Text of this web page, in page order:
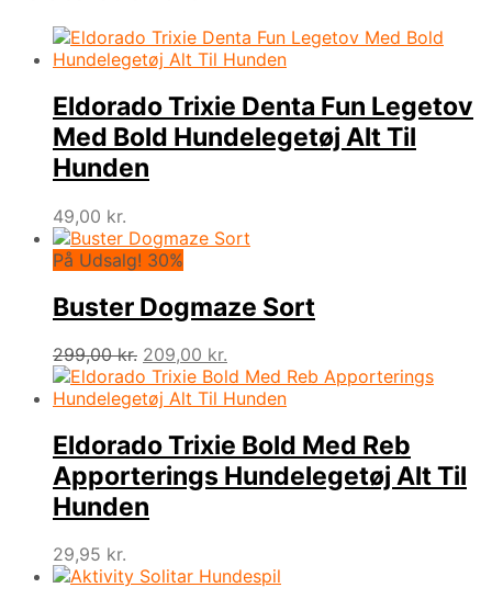
Eldorado Trixie Denta Fun Legetov
Med Bold Hundelegetøj Alt Til
Hunden
49,00 kr.
På Udsalg! 30%
Buster Dogmaze Sort
299,00kr. Den
oprindelige
pris
299,00 kr..
209,00 kr.
aktuelle
pris
209,00 kr..
Eldorado Trixie Bold Med Reb
Apporterings Hundelegetøj Alt Til
Hunden
29,95 kr.